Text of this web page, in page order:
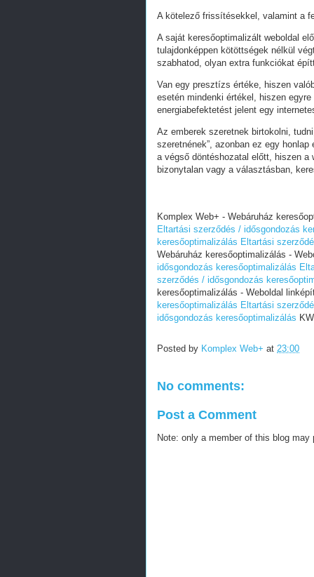
A kötelező frissítésekkel, valamint a
A saját keresőoptimalizált weboldal
tulajdonképpen kötöttségek nélkül
szabhatod, olyan extra funkciókat
Van egy presztízs értéke, hiszen
esetén mindenki értékel, hiszen
energiabefektetést jelent egy
Az emberek szeretnek birtokolni,
szeretnének”, azonban ez egy
a végső döntéshozatal előtt, hiszen a
bizonytalan vagy a választásban,
Komplex Web+ - Webáruház
Eltartási szerződés / idősgondozás
keresőoptimalizálás Eltartási
Webáruház keresőoptimalizálás -
idősgondozás keresőoptimalizálás
szerződés / idősgondozás
keresőoptimalizálás - Weboldal
keresőoptimalizálás Eltartási
idősgondozás keresőoptimalizálás
Posted by Komplex Web+ at 23:00
No comments:
Post a Comment
Note: only a member of this blog may